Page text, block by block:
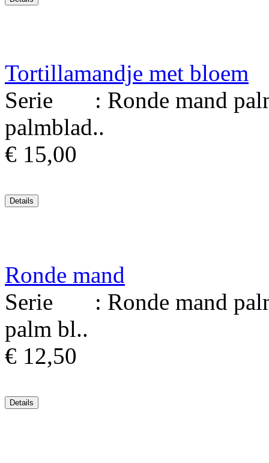
Tortillamandje met bloem
Serie : Ronde mand
palmblad..
€ 15,00
Ronde mand
Serie : Ronde mand
palm bl..
€ 12,50